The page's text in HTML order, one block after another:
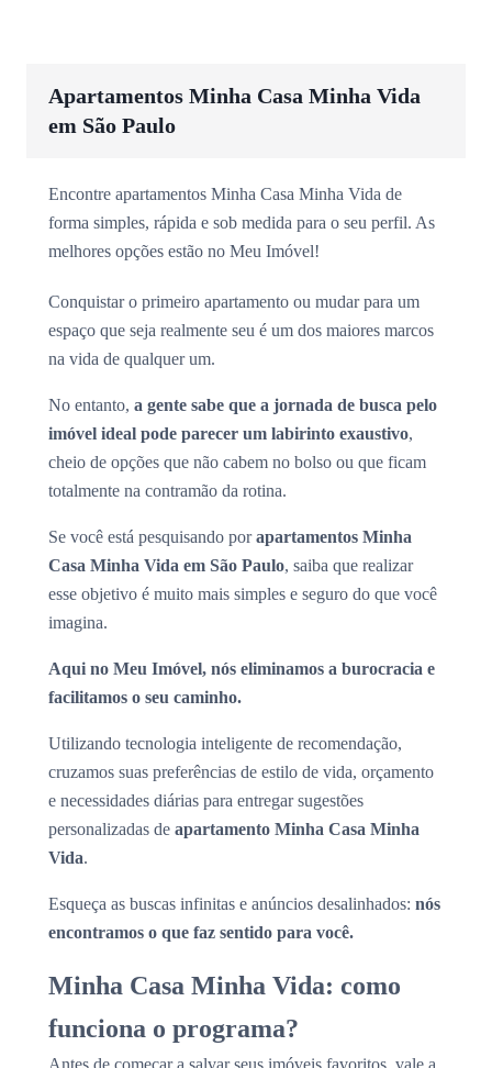
Apartamentos Minha Casa Minha Vida
em São Paulo
Encontre apartamentos Minha Casa Minha Vida de
forma simples, rápida e sob medida para o seu perfil. As
melhores opções estão no Meu Imóvel!
Conquistar o primeiro apartamento ou mudar para um
espaço que seja realmente seu é um dos maiores marcos
na vida de qualquer um.
No entanto, a gente sabe que a jornada de busca pelo
imóvel ideal pode parecer um labirinto exaustivo,
cheio de opções que não cabem no bolso ou que ficam
totalmente na contramão da rotina.
Se você está pesquisando porapartamentos Minha
Casa Minha Vida em São Paulo, saiba que realizar
esse objetivo é muito mais simples e seguro do que você
imagina.
Aqui no Meu Imóvel, nós eliminamos a burocracia e
facilitamos o seu caminho.
Utilizando tecnologia inteligente de recomendação,
cruzamos suas preferências de estilo de vida, orçamento
e necessidades diárias para entregar sugestões
personalizadas de apartamento Minha Casa Minha
Vida.
Esqueça as buscas infinitas e anúncios desalinhados: nós
encontramos o que faz sentido para você.
Minha Casa Minha Vida: como
funciona o programa?
Antes de começar a salvar seus imóveis favoritos, vale a